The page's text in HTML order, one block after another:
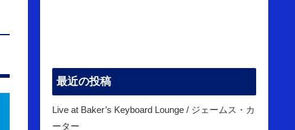
最近の投稿
Live at Baker’s Keyboard Lounge / ジェームス・カ
ーター